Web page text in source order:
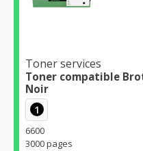
Toner services
Toner compatible
Noir
1
6600
3000 pages